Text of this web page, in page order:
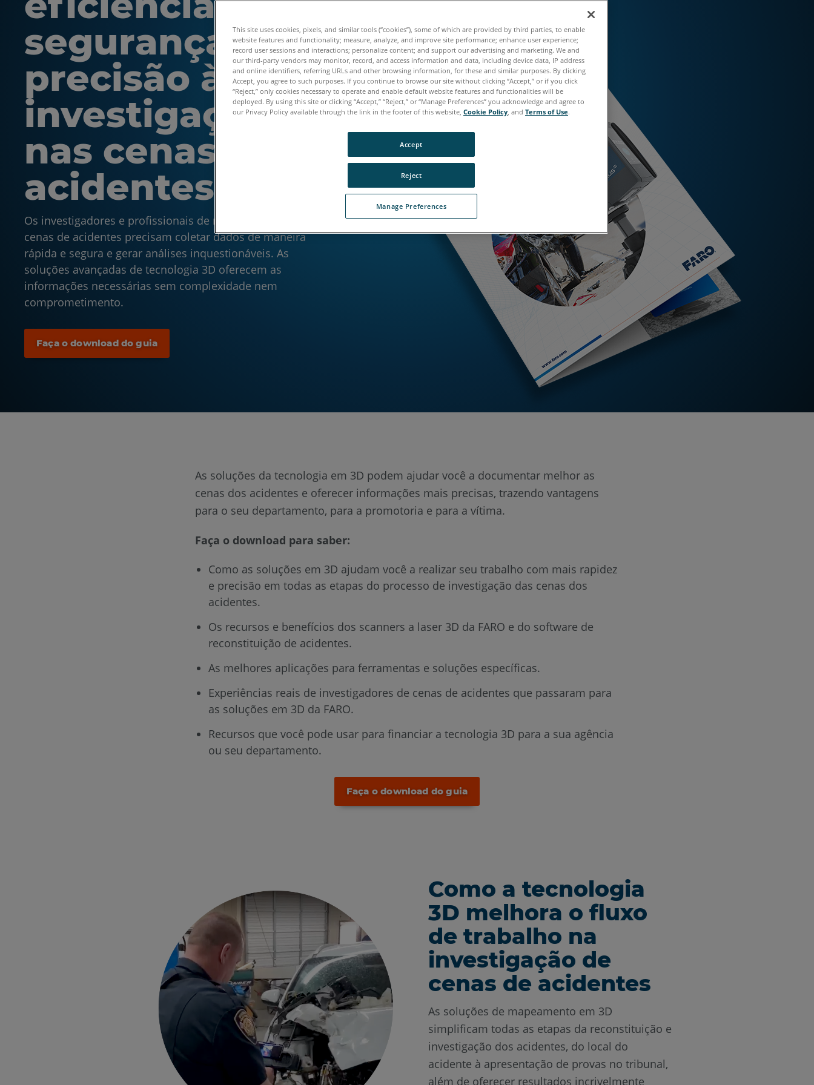
segurança e
precisão à
investigação
nas cenas dos
acidentes
Os investigadores e profissionais de reconstituição de
cenas de acidentes precisam coletar dados de maneira
rápida e segura e gerar análises inquestionáveis. As
soluções avançadas de tecnologia 3D oferecem as
informações necessárias sem complexidade nem
comprometimento.
Faça o download do guia
As soluções da tecnologia em 3D podem ajudar você a documentar melhor as
cenas dos acidentes e oferecer informações mais precisas, trazendo vantagens
para o seu departamento, para a promotoria e para a vítima.
Faça o download para saber:
Como as soluções em 3D ajudam você a realizar seu trabalho com mais rapidez
e precisão em todas as etapas do processo de investigação das cenas dos
acidentes.
Os recursos e benefícios dos scanners a laser 3D da FARO e do software de
reconstituição de acidentes.
As melhores aplicações para ferramentas e soluções específicas.
Experiências reais de investigadores de cenas de acidentes que passaram para
as soluções em 3D da FARO.
Recursos que você pode usar para financiar a tecnologia 3D para a sua agência
ou seu departamento.
Faça o download do guia
Como a tecnologia
3D melhora o fluxo
de trabalho na
investigação de
cenas de acidentes
As soluções de mapeamento em 3D
simplificam todas as etapas da reconstituição e
investigação dos acidentes, do local do
acidente à apresentação de provas no tribunal,
além de oferecer resultados incrivelmente
This site uses cookies, pixels, and similar tools (“cookies”), some of which are provided by third parties, to enable
website features and functionality; measure, analyze, and improve site performance; enhance user experience;
record user sessions and interactions; personalize content; and support our advertising and marketing. We and
our third-party vendors may monitor, record, and access information and data, including device data, IP address
and online identifiers, referring URLs and other browsing information, for these and similar purposes. By clicking
Accept, you agree to such purposes. If you continue to browse our site without clicking “Accept,” or if you click
“Reject,” only cookies necessary to operate and enable default website features and functionalities will be
deployed. By using this site or clicking “Accept,” “Reject,” or “Manage Preferences” you acknowledge and agree to
our Privacy Policy available through the link in the footer of this website, Cookie Policy, and Terms of Use.
Manage Preferences
Reject
Accept